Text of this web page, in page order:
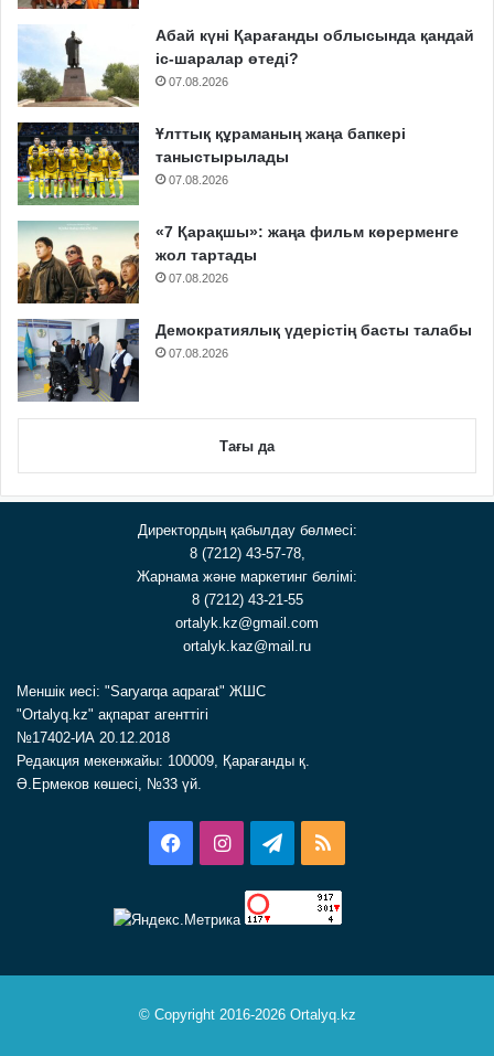
Абай күні Қарағанды облысында қандай
іс-шаралар өтеді?
07.08.2026
Ұлттық құраманың жаңа бапкері
таныстырылады
07.08.2026
«7 Қарақшы»: жаңа фильм көрерменге
жол тартады
07.08.2026
Демократиялық үдерістің басты талабы
07.08.2026
Тағы да
Директордың қабылдау бөлмесі:
8 (7212) 43-57-78,
Жарнама және маркетинг бөлімі:
8 (7212) 43-21-55
ortalyk.kz@gmail.com
ortalyk.kaz@mail.ru
Меншік иесі: "Saryarqa aqparat" ЖШС
"Ortalyq.kz" ақпарат агенттігі
№17402-ИА 20.12.2018
Редакция мекенжайы: 100009, Қарағанды қ.
Ә.Ермеков көшесі, №33 үй.
FacebookInstagramTelegram
© Copyright 2016-2026 Ortalyq.kz